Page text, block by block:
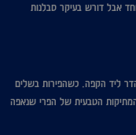
אבל דורש בעיקר סבלנות
ליד הקפה. כשהפירות בשלים
הטבעית של הפרי שנאפה